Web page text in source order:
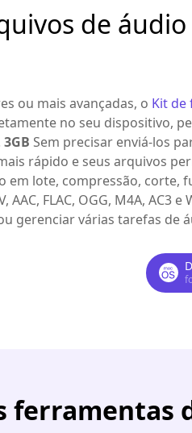
de
ou mais avançadas, o Kit de
no seu dispositivo,
3GB Sem precisar enviá-los
rápido e seus arquivos
em lote, compressão, corte,
AAC, FLAC, OGG, M4A,
gerenciar várias tarefas de
ferramentas